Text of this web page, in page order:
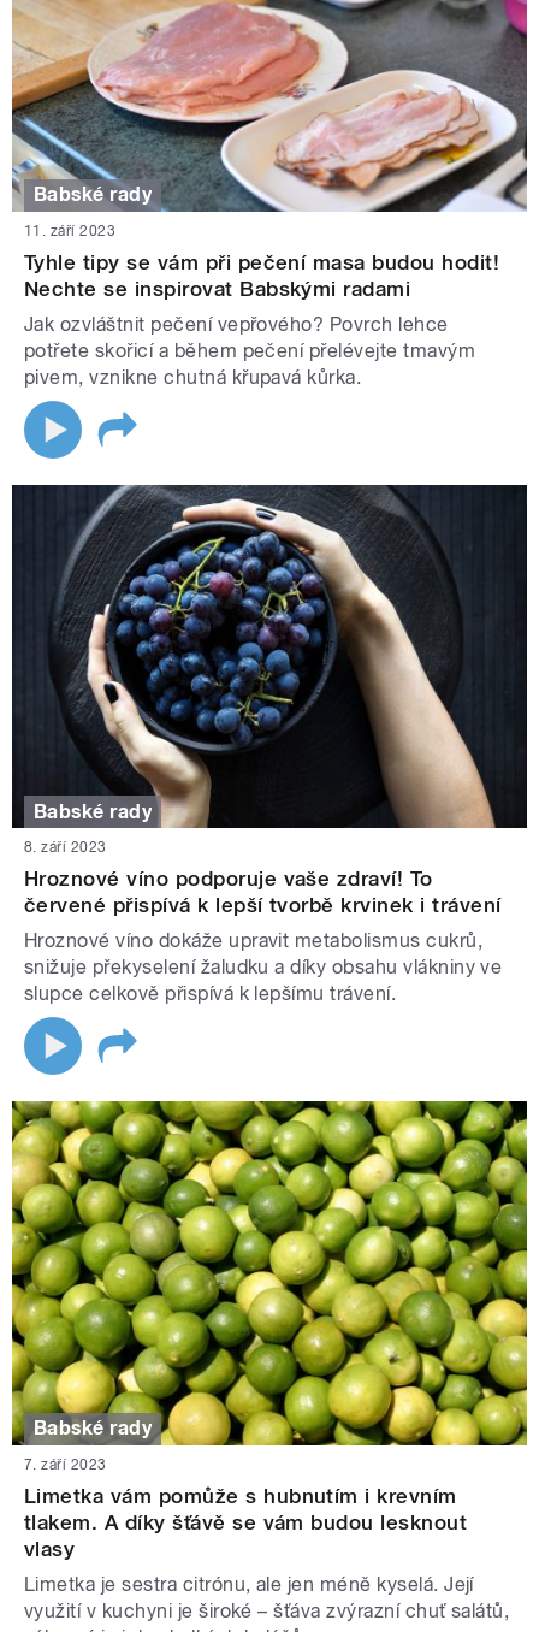
Babské rady
11. září 2023
Tyhle tipy se vám při pečení masa budou hodit!
Nechte se inspirovat Babskými radami
Jak ozvláštnit pečení vepřového? Povrch lehce
potřete skořicí a během pečení přelévejte tmavým
pivem, vznikne chutná křupavá kůrka.
Babské rady
8. září 2023
Hroznové víno podporuje vaše zdraví! To
červené přispívá k lepší tvorbě krvinek i trávení
Hroznové víno dokáže upravit metabolismus cukrů,
snižuje překyselení žaludku a díky obsahu vlákniny ve
slupce celkově přispívá k lepšímu trávení.
Babské rady
7. září 2023
Limetka vám pomůže s hubnutím i krevním
tlakem. A díky šťávě se vám budou lesknout
vlasy
Limetka je sestra citrónu, ale jen méně kyselá. Její
využití v kuchyni je široké – šťáva zvýrazní chuť salátů,